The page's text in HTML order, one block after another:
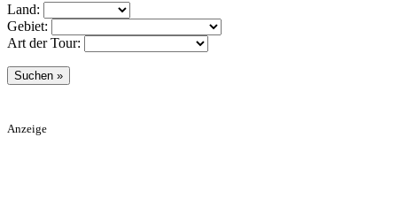
Land:
Gebiet:
Art der Tour:
Anzeige